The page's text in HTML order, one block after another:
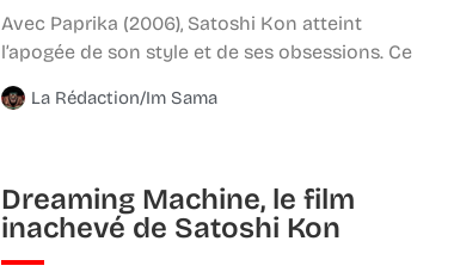
Avec Paprika (2006), Satoshi Kon atteint
l’apogée de son style et de ses obsessions. Ce
La Rédaction/Im Sama
Dreaming Machine, le film
inachevé de Satoshi Kon